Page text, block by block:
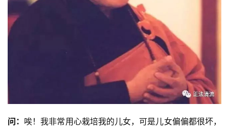
问： 唉！我非常用心栽培我的儿女，可是儿女偏偏都很坏，